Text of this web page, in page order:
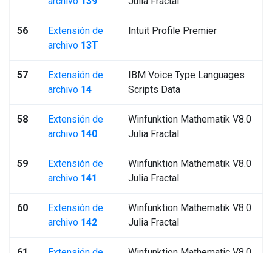
56
Extensión de
archivo 13T
Intuit Profile Premier
57
Extensión de
archivo 14
IBM Voice Type Languages
Scripts Data
58
Extensión de
archivo 140
Winfunktion Mathematik V8.0
Julia Fractal
59
Extensión de
archivo 141
Winfunktion Mathematik V8.0
Julia Fractal
60
Extensión de
archivo 142
Winfunktion Mathematik V8.0
Julia Fractal